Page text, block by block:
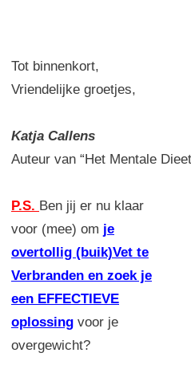
Tot binnenkort,
Vriendelijke groetjes,
Katja Callens
Auteur van “Het Mentale
P.S. Ben jij er nu klaar
voor (mee) om je
overtollig (buik)Vet te
Verbranden en zoek je
een EFFECTIEVE
oplossing voor je
overgewicht?